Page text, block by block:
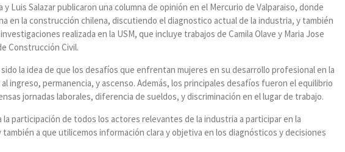
Luis Salazar publicaron una columna de opinión en el Mercurio de Valparaiso, donde
en la construcción chilena, discutiendo el diagnostico actual de la industria, y también
realizada en la USM, que incluye trabajos de Camila Olave y Maria Jose
Construcción Civil.
la idea de que los desafíos que enfrentan mujeres en su desarrollo profesional en la
ingreso, permanencia, y ascenso. Además, los principales desafíos fueron el equilibrio
jornadas laborales, diferencia de sueldos, y discriminación en el lugar de trabajo.
la participación de todos los actores relevantes de la industria a participar en la
a que utilicemos información clara y objetiva en los diagnósticos y decisiones